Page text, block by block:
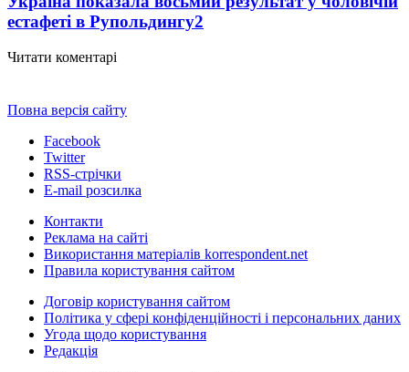
естафеті в Рупольдингу2
Читати коментарі
Повна версія сайту
Facebook
Twitter
RSS-стрічки
E-mail розсилка
Контакти
Реклама на сайті
Використання матеріалів korrespondent.net
Правила користування сайтом
Договір користування сайтом
Політика у сфері конфіденційності і персональних даних
Угода щодо користування
Редакція